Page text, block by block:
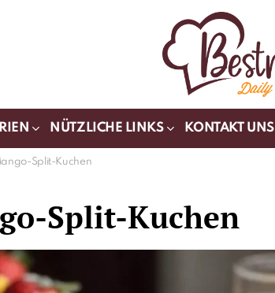
NÜTZLICHE LINKS KONTAKT UNS
Split-Kuchen
Split-Kuchen